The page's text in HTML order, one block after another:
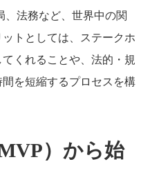
、法務など、世界中の関
トとしては、ステークホ
くれることや、法的・規
を短縮するプロセスを構
）から始